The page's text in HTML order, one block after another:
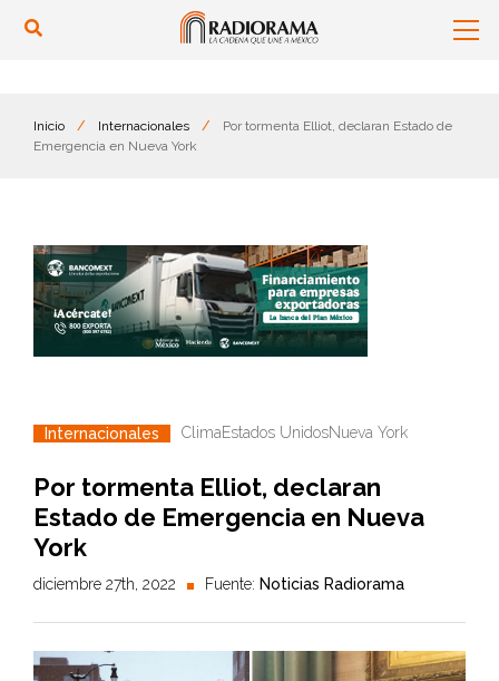
Inicio / Internacionales /
Por tormenta Elliot, declaran Estado de
Emergencia en Nueva York
Internacionales ClimaEstados UnidosNueva York
Por tormenta Elliot, declaran
Estado de Emergencia en Nueva
York
diciembre 27th, 2022 Fuente: Noticias Radiorama